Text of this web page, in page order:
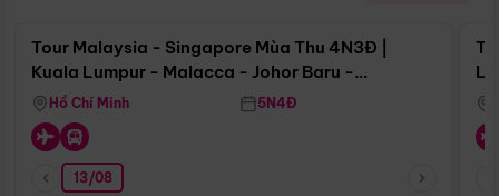
Tour Malaysia - Singapore Mùa Thu 4N3Đ |
Kuala Lumpur - Malacca - Johor Baru -
Singapore
Hồ Chí Minh 5N4Đ
13/08